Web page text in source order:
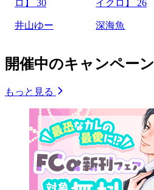
ロ】 30
井山ゆー
イクロ】 26
深海魚
開催中のキャンペーン
もっと見る